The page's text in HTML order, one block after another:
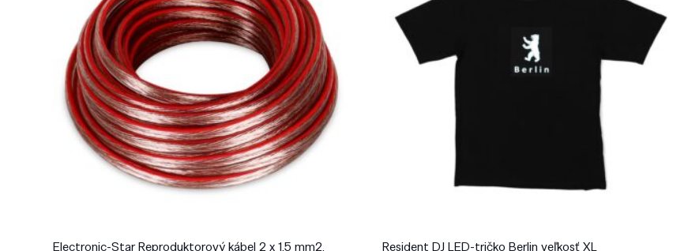
Electronic-Star Reproduktorový kábel 2 x 1,5 mm2,
Resident DJ LED-tričko Berlin veľkosť XL